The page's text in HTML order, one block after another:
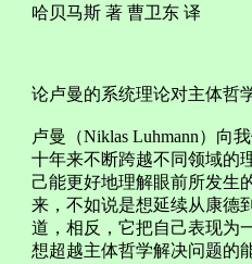
哈贝马斯 著 曹卫东 译
论卢曼的系统理论对主体哲
卢曼（Niklas Luhmann）向
十年来不断跨越不同领域的
己能更好地理解眼前所发生
来，不如说是想延续从康德
道，相反，它把自己表现为
想超越主体哲学解决问题的